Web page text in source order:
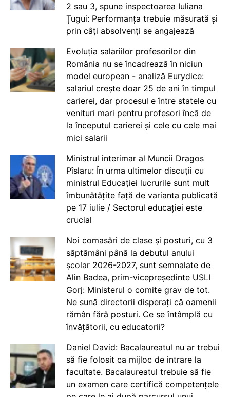
2 sau 3, spune inspectoarea Iuliana
Țugui: Performanța trebuie măsurată și
prin câți absolvenți se angajează
Evoluția salariilor profesorilor din
România nu se încadrează în niciun
model european - analiză Eurydice:
salariul crește doar 25 de ani în timpul
carierei, dar procesul e între statele cu
venituri mari pentru profesori încă de
la începutul carierei și cele cu cele mai
mici salarii
Ministrul interimar al Muncii Dragos
Pîslaru: În urma ultimelor discuții cu
ministrul Educației lucrurile sunt mult
îmbunătățite față de varianta publicată
pe 17 iulie / Sectorul educației este
crucial
Noi comasări de clase și posturi, cu 3
săptămâni până la debutul anului
școlar 2026-2027, sunt semnalate de
Alin Badea, prim-vicepreședinte USLI
Gorj: Ministerul o comite grav de tot.
Ne sună directorii disperați că oamenii
rămân fără posturi. Ce se întâmplă cu
învățătorii, cu educatorii?
Daniel David: Bacalaureatul nu ar trebui
să fie folosit ca mijloc de intrare la
facultate. Bacalaureatul trebuie să fie
un examen care certifică competențele